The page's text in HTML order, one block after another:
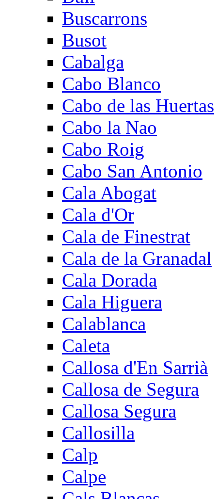
Buscarrons
Busot
Cabalga
Cabo Blanco
Cabo de las Huertas
Cabo la Nao
Cabo Roig
Cabo San Antonio
Cala Abogat
Cala d'Or
Cala de Finestrat
Cala de la Granadal
Cala Dorada
Cala Higuera
Calablanca
Caleta
Callosa d'En Sarrià
Callosa de Segura
Callosa Segura
Callosilla
Calp
Calpe